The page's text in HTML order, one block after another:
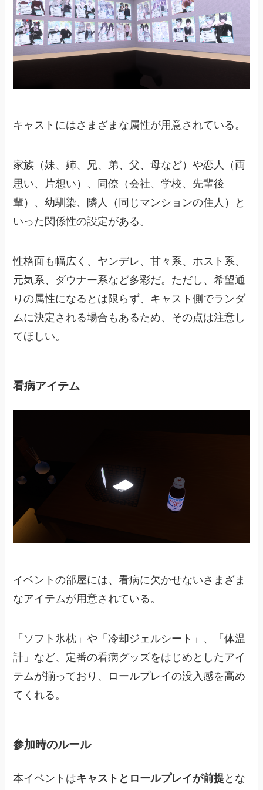
キャストにはさまざまな属性が用意されている。
家族（妹、姉、兄、弟、父、母など）や恋人（両
思い、片想い）、同僚（会社、学校、先輩後
輩）、幼馴染、隣人（同じマンションの住人）と
いった関係性の設定がある。
性格面も幅広く、ヤンデレ、甘々系、ホスト系、
元気系、ダウナー系など多彩だ。ただし、希望通
りの属性になるとは限らず、キャスト側でランダ
ムに決定される場合もあるため、その点は注意し
てほしい。
看病アイテム
イベントの部屋には、看病に欠かせないさまざま
なアイテムが用意されている。
「ソフト氷枕」や「冷却ジェルシート」、「体温
計」など、定番の看病グッズをはじめとしたアイ
テムが揃っており、ロールプレイの没入感を高め
てくれる。
参加時のルール
本イベントはキャストとロールプレイが前提とな